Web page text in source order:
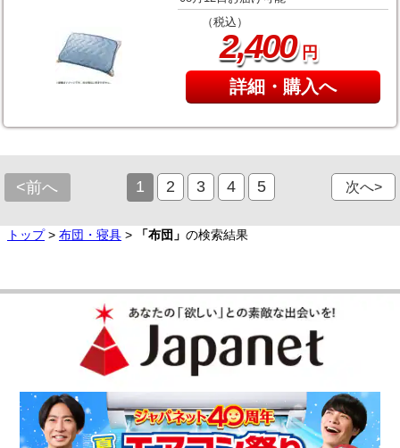
（税込）
2,400円
詳細・購入へ
<前へ 1 2 3 4 5 次へ>
トップ> 布団・寝具 > 「布団」 の検索結果